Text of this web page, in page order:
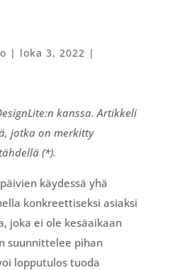
| loka 3, 2022 |
kanssa. Artikkeli
jotka on merkitty
(*).
käydessä yhä
konkreettiseksi asiaksi
joka ei ole kesäaikaan
suunnittelee pihan
lopputulos tuoda